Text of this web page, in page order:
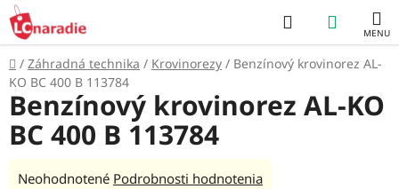
Prejsť
na
obsah
Hľadať
KOŠÍK
Domov
/ Záhradná technika / Krovinorezy / Benzínový krovinorez AL-
KO BC 400 B 113784
Benzínový krovinorez AL-KO
BC 400 B 113784
Priemerné
Neohodnotené Podrobnosti hodnotenia